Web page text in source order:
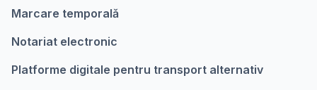
Marcare temporalǎ
Notariat electronic
Platforme digitale pentru transport alternativ